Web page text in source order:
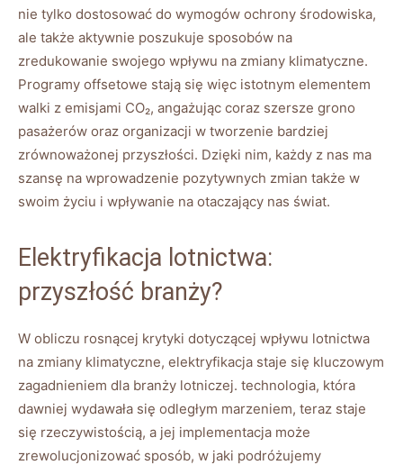
nie tylko dostosować​ do wymogów ochrony‍ środowiska,
ale także ⁣aktywnie ‍poszukuje sposobów na⁣
zredukowanie‍ swojego wpływu na zmiany​ klimatyczne.
Programy offsetowe stają ⁣się ⁣więc istotnym elementem⁢
walki z emisjami CO₂, angażując coraz szersze grono
pasażerów‌ oraz ⁣organizacji⁣ w‌ tworzenie bardziej
zrównoważonej przyszłości. ‍Dzięki nim, każdy z nas ⁢ma
szansę ​na wprowadzenie pozytywnych zmian​ także ​w
swoim życiu i wpływanie na ​otaczający nas świat.
Elektryfikacja lotnictwa:
przyszłość branży?
W obliczu rosnącej krytyki dotyczącej wpływu lotnictwa ​
na zmiany klimatyczne, elektryfikacja staje się ‍kluczowym
zagadnieniem ​dla ⁣branży‌ lotniczej.‍ technologia, która
dawniej wydawała​ się odległym marzeniem, teraz staje
się rzeczywistością, a jej‍ implementacja może
zrewolucjonizować sposób, w jaki podróżujemy